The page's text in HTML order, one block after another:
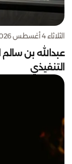
الثلاثاء 4 أغسطس 2026
عبدالله بن
التنفيذي